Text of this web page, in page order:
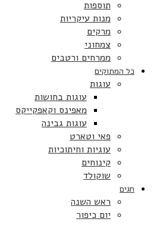
תוספות
מנות עיקריות
מרקים
צמחוני
ממרחים ורטבים
כל המתוקים
עוגות
עוגות בחושות
מאפינס וקאפקייקס
עוגות גבינה
פאי וטארט
עוגיות וחיתוכיות
קינוחים
שוקולד
חגים
ראש השנה
יום כיפור